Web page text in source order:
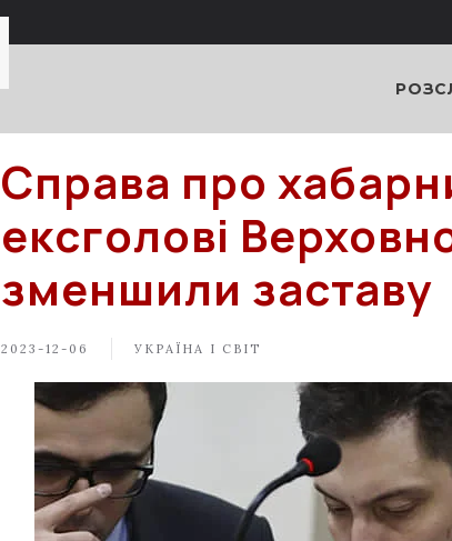
Справа про
ексголові
зменшили заставу
2023-12-06 УКРАЇНА І СВІТ